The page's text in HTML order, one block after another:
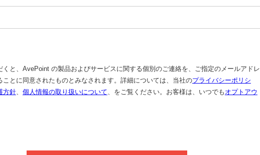
くと、AvePoint の製品およびサービスに関する個別のご連絡を、ご指定のメールアドレ
ことに同意されたものとみなされます。詳細については、当社のプライバシーポリシ
方針、 個人情報の取り扱いについて、をご覧ください。お客様は、いつでも オプトアウ